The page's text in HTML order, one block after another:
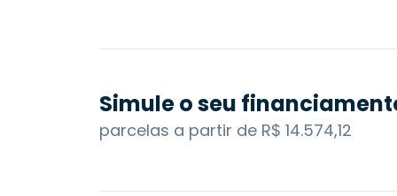
Simule o seu
parcelas a partir de R$ 14.574,12